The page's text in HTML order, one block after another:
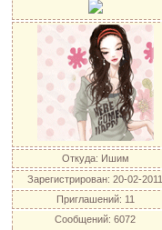
Откуда: Ишим
Зарегистрирован: 20-02-2011
Приглашений: 11
Сообщений: 6072